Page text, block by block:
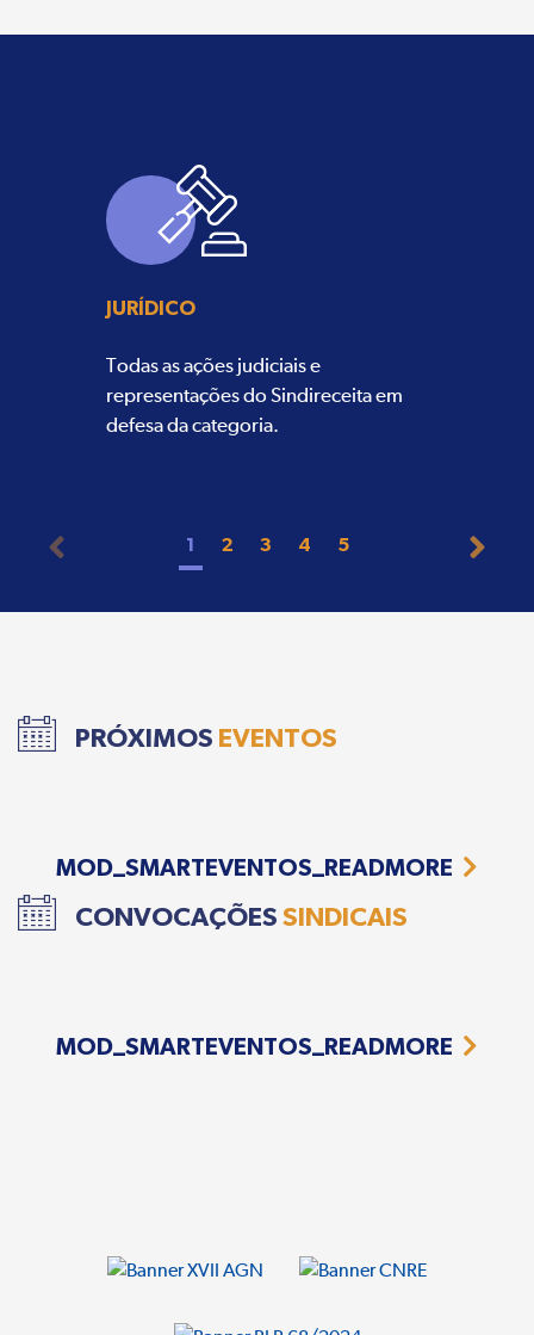
JURÍDICO
Todas as ações judiciais e
representações do Sindireceita em
defesa da categoria.
1 2 3 4 5
PRÓXIMOS EVENTOS
MOD_SMARTEVENTOS_READMORE
CONVOCAÇÕESSINDICAIS
MOD_SMARTEVENTOS_READMORE